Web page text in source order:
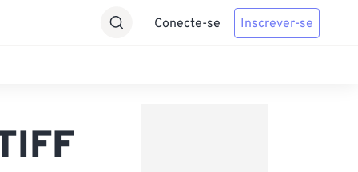
Conecte-se Inscrever-se